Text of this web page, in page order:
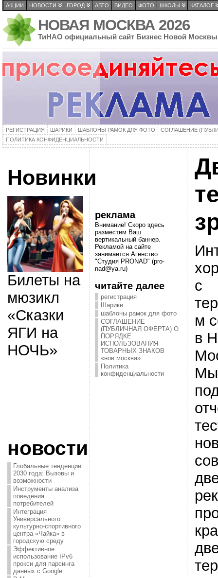
АКЦИИ НОВОСТИ ГОРОД АВТО ВИДЕО ФОТО ШКОЛЫ КАТАЛОГ
НОВАЯ МОСКВА 2026
ТиНАО официальный сайт Бизнес Новой Москвы
РЕГИСТРАЦИЯ ШАРИКИ ШАБЛОНЫ РАМОК ДЛЯ ФОТО
СОГЛАШЕНИЕ
ПОЛИТИКА КОНФИДЕНЦИАЛЬНОСТИ
Новинки
Билеты на
мюзикл
«Сказки
ЯГИ на
НОЧЬ»
новости
Глобальные тенденции
2030 года: Вызовы и
возможности
Инструменты анализа
поведения
потребителей
Интеграция
Универсального
культурно-спортивного
центра «Чайка» в
городскую среду
Эффективное
использование IPv6
прокси для парсинга
данных с Google
реклама
Внимание! Скоро здесь
разместим Ваш
вертикальный баннер.
Рекламой на сайте
занимается Агенство
"Студия PRONAD" (pro-
nad@ya.ru)
читайте далее
регистрация
Шарики
шаблоны рамок для фото
СОГЛАШЕНИЕ
(ПУБЛИЧНАЯ ОФЕРТА) О
ПОРЯДКЕ
ИСПОЛЬЗОВАНИЯ
ТОВАРНЫХ ЗНАКОВ
«нов.москва»
Политика
конфиденциальности
с
м
в
Мы